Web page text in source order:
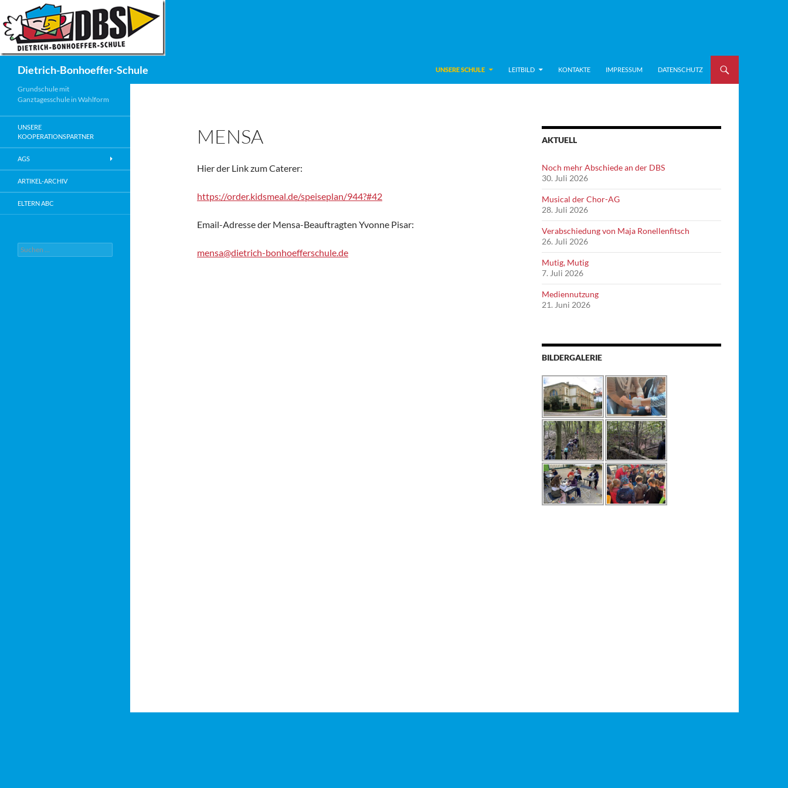
Inhalt
springen
Dietrich-Bonhoeffer-Schule UNSERE SCHULE LEITBILD KONTAKTE IMPRESSUM DATENSCHUTZ
MENSA
Hier der Link zum Caterer:
https://order.kidsmeal.de/speiseplan/944?#42
Email-Adresse der Mensa-Beauftragten Yvonne Pisar:
mensa@dietrich-bonhoefferschule.de
AKTUELL
Noch mehr Abschiede an der DBS
30. Juli 2026
Musical der Chor-AG
28. Juli 2026
Verabschiedung von Maja Ronellenfitsch
26. Juli 2026
Mutig, Mutig
7. Juli 2026
Mediennutzung
21. Juni 2026
BILDERGALERIE
Grundschule mit
Ganztagesschule in Wahlform
UNSERE
KOOPERATIONSPARTNER
AGS
ARTIKEL-ARCHIV
ELTERN ABC
Suche
nach: